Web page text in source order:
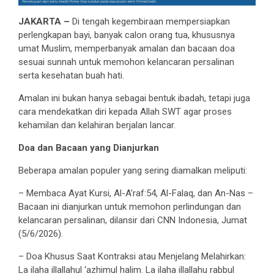
JAKARTA – Di tengah kegembiraan mempersiapkan
perlengkapan bayi, banyak calon orang tua, khususnya
umat Muslim, memperbanyak amalan dan bacaan doa
sesuai sunnah untuk memohon kelancaran persalinan
serta kesehatan buah hati.
Amalan ini bukan hanya sebagai bentuk ibadah, tetapi juga
cara mendekatkan diri kepada Allah SWT agar proses
kehamilan dan kelahiran berjalan lancar.
Doa dan Bacaan yang Dianjurkan
Beberapa amalan populer yang sering diamalkan meliputi:
– Membaca Ayat Kursi, Al-A’raf:54, Al-Falaq, dan An-Nas –
Bacaan ini dianjurkan untuk memohon perlindungan dan
kelancaran persalinan, dilansir dari CNN Indonesia, Jumat
(5/6/2026).
– Doa Khusus Saat Kontraksi atau Menjelang Melahirkan:
La ilaha illallahul ‘azhimul halim. La ilaha illallahu rabbul